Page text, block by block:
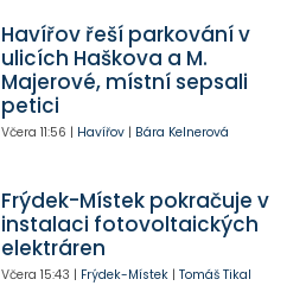
Havířov řeší parkování v
ulicích Haškova a M.
Majerové, místní sepsali
petici
Včera 11:56 | Havířov| Bára Kelnerová
Frýdek-Místek pokračuje v
instalaci fotovoltaických
elektráren
Včera 15:43 | Frýdek-Místek| Tomáš Tikal